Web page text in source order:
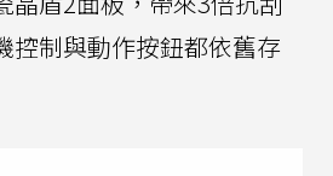
控制與動作按鈕都依舊存